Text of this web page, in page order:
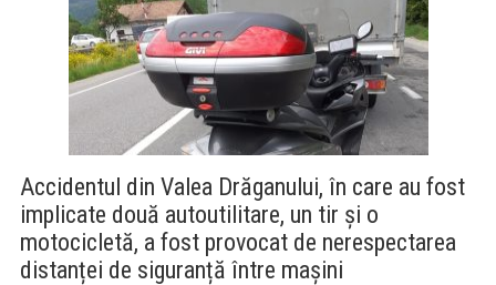
Accidentul din Valea Drăganului, în care au fost
implicate două autoutilitare, un tir și o
motocicletă, a fost provocat de nerespectarea
distanței de siguranță între mașini